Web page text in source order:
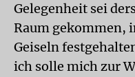
Gelegenheit sei
Raum gekommen,
Geiseln
ich solle mich zur